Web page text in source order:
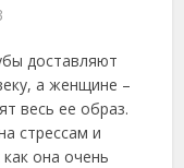
доставляют
а женщине –
весь ее образ.
стрессам и
она очень